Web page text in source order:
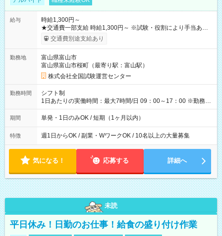
給与
時給1,300円～
★交通費一部支給 時給1,300円～ ※試験・役割により手当あり
※勤務回数により昇給あり 【即給（前払い）オプションあ
り！】 希望される場合、勤務から1週間ほどで給与の一部を受け
例】 ・河合塾模擬試験 8:30～17:30（休憩1時間） 時給1,300円
×8時間＝日収10,400円＋交通費 ※当日の役割により時給＋100
円の場合あり ・国家試験 7:00～13:30（休憩なし） 時給1,300
円（役割手当＋100円）×6時間＝日収8,400円＋交通費 【試用期
間】試用期間なし
交通費別途支給あり
勤務地
富山県富山市
富山県富山市桜町（最寄り駅：富山駅）
株式会社全国試験運営センター
勤務時間
シフト制
1日あたりの実働時間：最大7時間/日 09：00～17：00 ※勤務時
間は 試験により異なります。
期間 単発・1日のみOK / 短期（1ヶ月以内）
特徴 週1日からOK / 副業・WワークOK / 10名以上の大量募集
気になる！ 応募する 詳細へ
未読
平日休み！日勤のお仕事！給食の盛り付け作業